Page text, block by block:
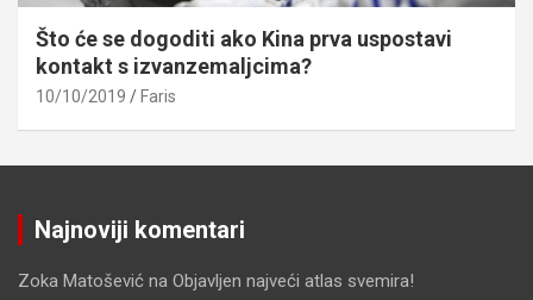
Što će se dogoditi ako Kina prva uspostavi
kontakt s izvanzemaljcima?
10/10/2019 Faris
Najnoviji komentari
Zoka Matošević na Objavljen najveći atlas svemira!